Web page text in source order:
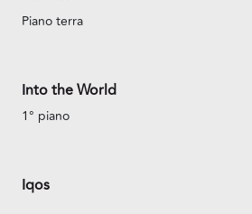
Piano terra
Into the World
1° piano
Iqos